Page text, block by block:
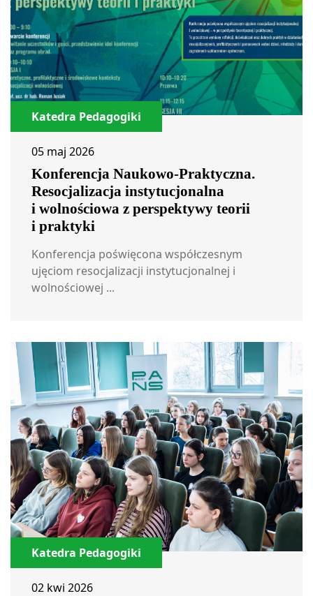
Katedra Pedagogiki
05 maj 2026
Konferencja Naukowo-Praktyczna.
Resocjalizacja instytucjonalna
i wolnościowa z perspektywy teorii
i praktyki
Konferencja poświęcona współczesnym
ujęciom resocjalizacji instytucjonalnej i
wolnościowej ...
Katedra Pedagogiki
02 kwi 2026